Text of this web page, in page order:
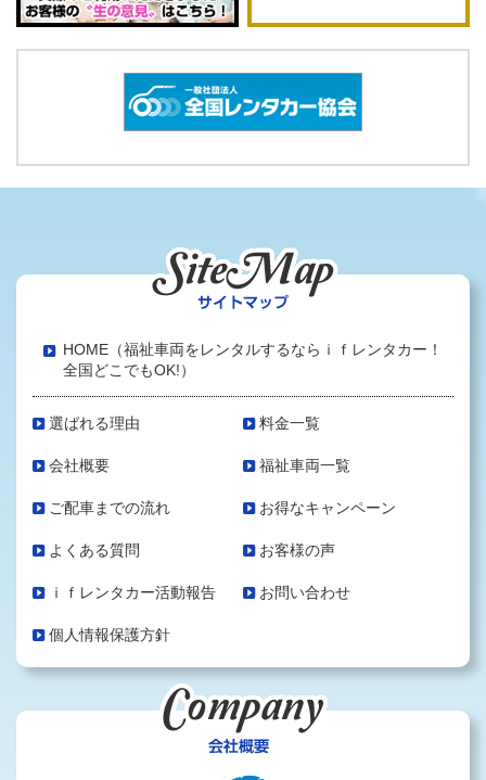
HOME（福祉車両をレンタルするならｉｆレンタカー！
全国どこでもOK!）
選ばれる理由 料金一覧
会社概要 福祉車両一覧
ご配車までの流れ お得なキャンペーン
よくある質問 お客様の声
ｉｆレンタカー活動報告 お問い合わせ
個人情報保護方針